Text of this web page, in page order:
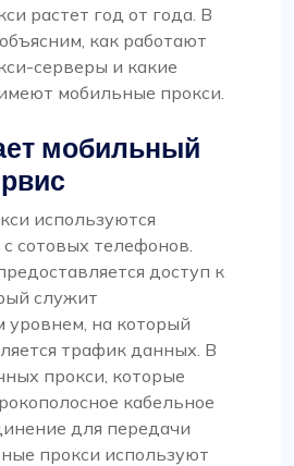
растет год от года. В
как работают
серверы и какие
мобильные прокси.
мобильный
используются
сотовых телефонов.
доступ к
служит
на который
трафик данных. В
прокси, которые
кабельное
для передачи
прокси используют